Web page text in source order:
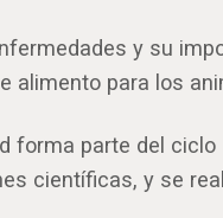
y su
alimento para los
forma parte del
científicas, y se